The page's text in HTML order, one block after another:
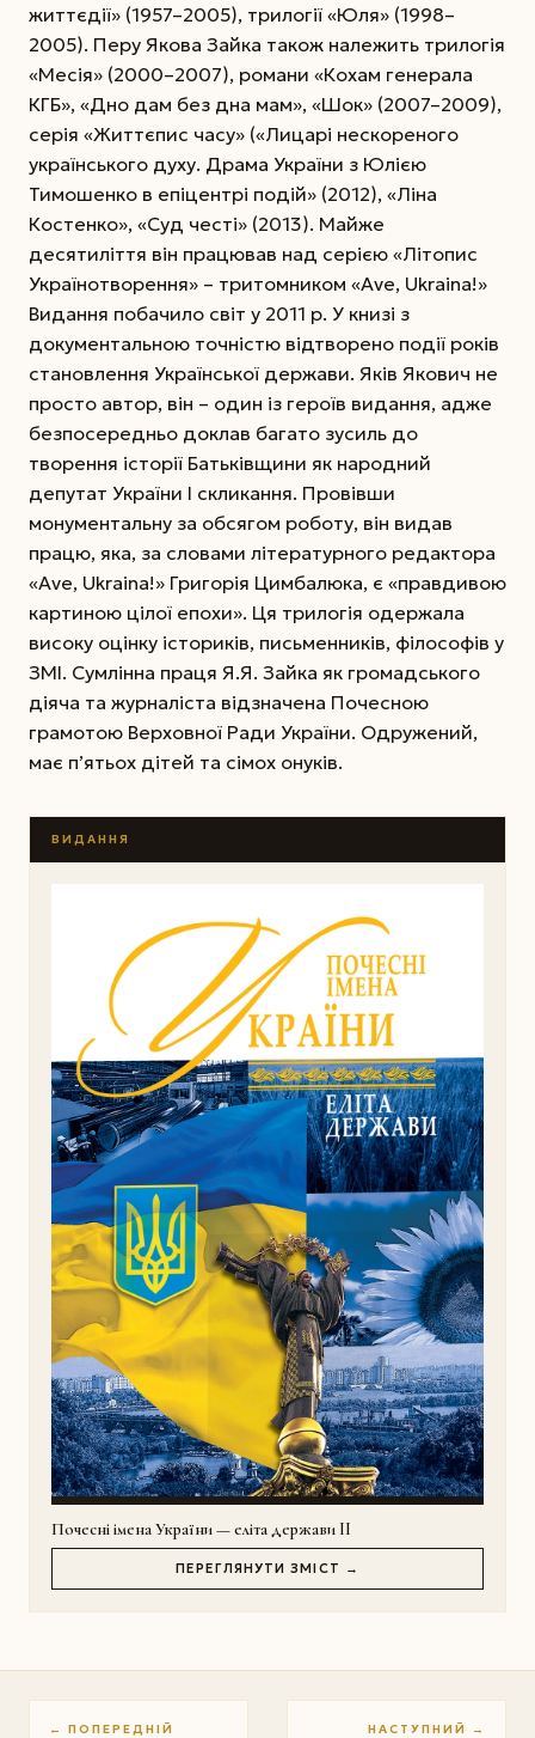
життєдії» (1957–2005), трилогії «Юля» (1998–
2005). Перу Якова Зайка також належить трилогія
«Месія» (2000–2007), романи «Кохам генерала
КГБ», «Дно дам без дна мам», «Шок» (2007–2009),
серія «Життєпис часу» («Лицарі нескореного
українського духу. Драма України з Юлією
Тимошенко в епіцентрі подій» (2012), «Ліна
Костенко», «Суд честі» (2013). Майже
десятиліття він працював над серією «Літопис
Українотворення» – тритомником «Ave, Ukraina!»
Видання побачило світ у 2011 р. У книзі з
документальною точністю відтворено події років
становлення Української держави. Яків Якович не
просто автор, він – один із героїв видання, адже
безпосередньо доклав багато зусиль до
творення історії Батьківщини як народний
депутат України І скликання. Провівши
монументальну за обсягом роботу, він видав
працю, яка, за словами літературного редактора
«Ave, Ukraina!» Григорія Цимбалюка, є «правдивою
картиною цілої епохи». Ця трилогія одержала
високу оцінку істориків, письменників, філософів у
ЗМІ. Сумлінна праця Я.Я. Зайка як громадського
діяча та журналіста відзначена Почесною
грамотою Верховної Ради України. Одружений,
має п’ятьох дітей та сімох онуків.
ВИДАННЯ
Почесні імена України — еліта держави II
ПЕРЕГЛЯНУТИ ЗМІСТ →
← ПОПЕРЕДНІЙ НАСТУПНИЙ →